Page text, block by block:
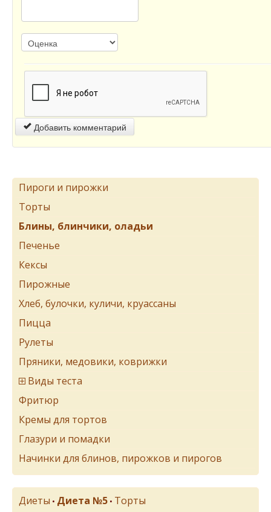
Добавить комментарий
Пироги и пирожки
Торты
Блины, блинчики, оладьи
Печенье
Кексы
Пирожные
Хлеб, булочки, куличи, круассаны
Пицца
Рулеты
Пряники, медовики, коврижки
Виды теста
Фритюр
Кремы для тортов
Глазури и помадки
Начинки для блинов, пирожков и пирогов
Диеты • Диета №5 • Торты